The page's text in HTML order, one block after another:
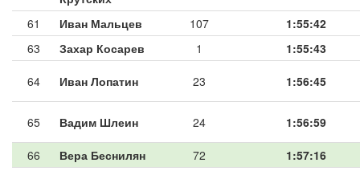
61 Иван Мальцев 107
1:55:42
63
Захар Косарев 1 1:55:43
64 Иван Лопатин 23 1:56:45
65 Вадим Шлеин 24 1:56:59
66 Вера Беснилян 72 1:57:16